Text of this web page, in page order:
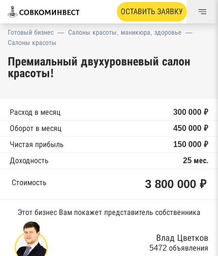
ОСТАВИТЬ ЗАЯВКУ
Готовый бизнес — Салоны красоты, маникюра, здоровье —
Салоны красоты
Премиальный двухуровневый салон
красоты!
Расход в месяц
300 000 ₽
Оборот в месяц
450 000 ₽
Чистая прибыль
150 000 ₽
Доходность
25 мес.
Стоимость 3 800 000 ₽
Этот бизнес Вам покажет представитель собственника
Влад Цветков
5472 объявления